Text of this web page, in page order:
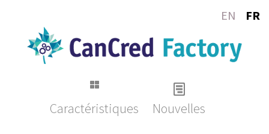
EN FR
Caractéristiques Nouvelles